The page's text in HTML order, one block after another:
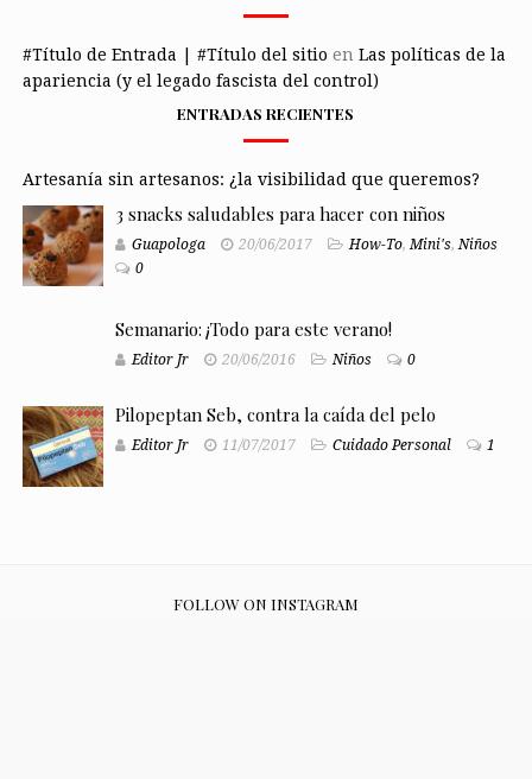
#Título de Entrada | #Título del sitio en Las políticas de la
apariencia (y el legado fascista del control)
ENTRADAS RECIENTES
Artesanía sin artesanos: ¿la visibilidad que queremos?
3 snacks saludables para hacer con niños
Guapologa 20/06/2017 How-To,Mini's,Niños
0
Semanario: ¡Todo para este verano!
Editor Jr 20/06/2016 Niños 0
Pilopeptan Seb, contra la caída del pelo
Editor Jr 11/07/2017 Cuidado Personal 1
FOLLOW ON INSTAGRAM